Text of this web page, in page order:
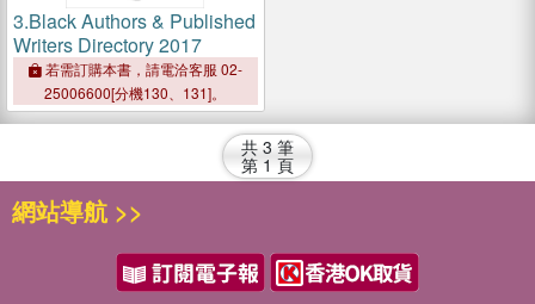
3.Black Authors & Published
Writers Directory 2017
若需訂購本書，請電洽客服 02-
25006600[分機130、131]。
共 3 筆
第 1 頁
網站導航 >>